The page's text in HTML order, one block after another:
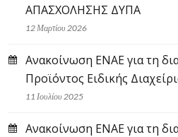
ΑΠΑΣΧΟΛΗΣΗΣ ΔΥΠΑ
12 Μαρτίου 2026
Ανακοίνωση ΕΝΑΕ για τη
Προϊόντος Ειδικής
11 Ιουλίου 2025
Ανακοίνωση ΕΝΑΕ για τη